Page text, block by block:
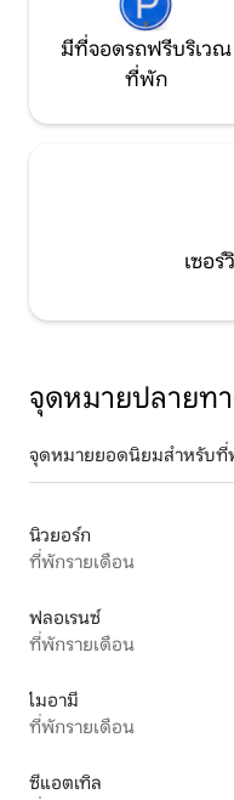
มีที่จอดรถฟรีบริเวณ
ที่พัก
เซอ
จุดหมายปลายทา
จุดหมายยอดนิยมสำหรับที่
นิวยอร์ก
ที่พักรายเดือน
ฟลอเรนซ์
ที่พักรายเดือน
ไมอามี
ที่พักรายเดือน
ซีแอตเทิล